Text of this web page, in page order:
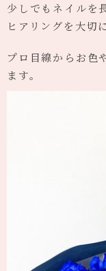
少しでもネイルを
ヒアリングを大切
プロ目線からお色
ます。